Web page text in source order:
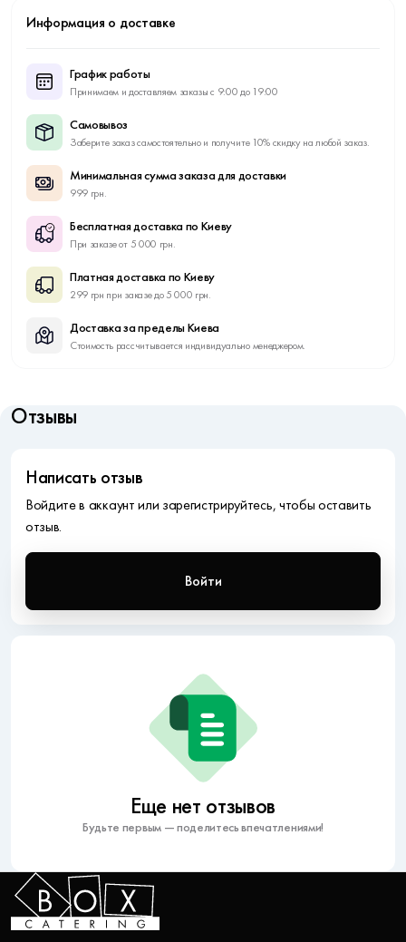
Информация о доставке
График работы
Принимаем и доставляем заказы с 9:00 до 19:00
Самовывоз
Заберите заказ самостоятельно и получите 10% скидку на любой заказ.
Минимальная сумма заказа для доставки
999 грн.
Бесплатная доставка по Киеву
При заказе от 5 000 грн.
Платная доставка по Киеву
299 грн при заказе до 5 000 грн.
Доставка за пределы Киева
Стоимость рассчитывается индивидуально менеджером.
Отзывы
Еще нет отзывов
Будьте первым — поделитесь впечатлениями!
Написать отзыв
Войдите в аккаунт или зарегистрируйтесь, чтобы оставить
отзыв.
Войти